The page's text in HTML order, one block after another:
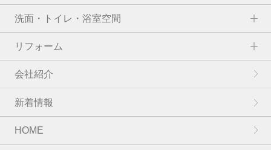
洗面・トイレ・浴室空間
リフォーム
会社紹介
新着情報
HOME